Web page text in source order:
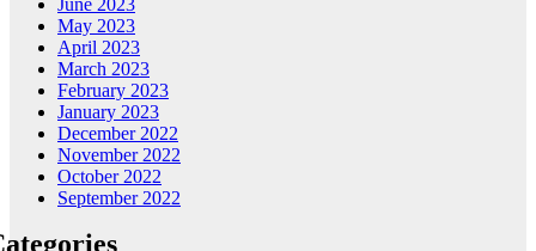
June 2023
May 2023
April 2023
March 2023
February 2023
January 2023
December 2022
November 2022
October 2022
September 2022